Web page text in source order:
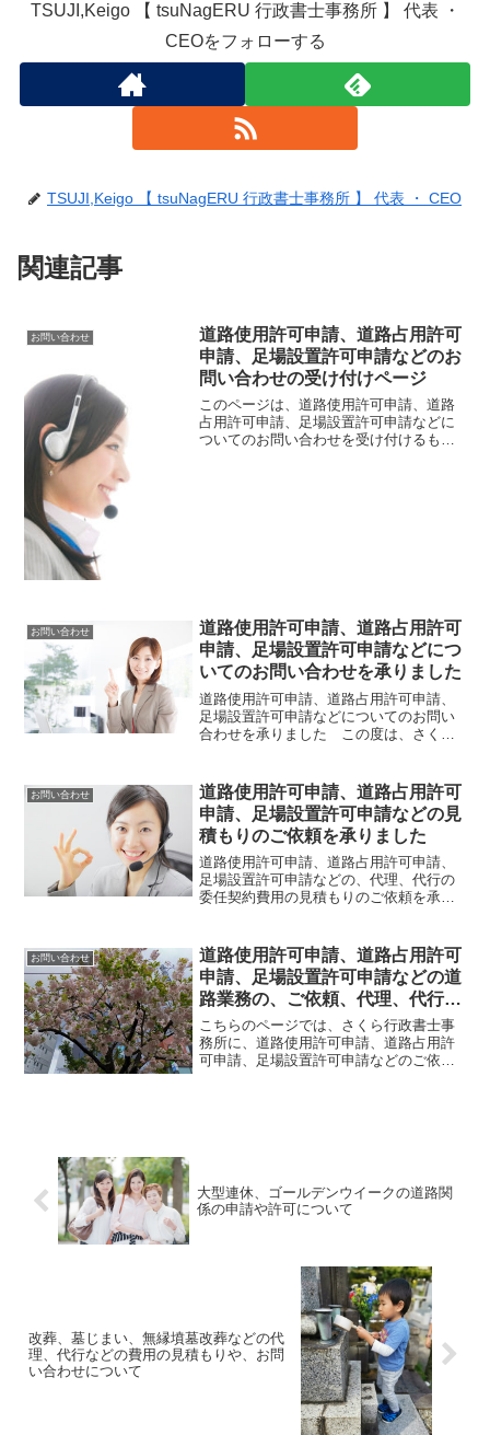
TSUJI,Keigo 【 tsuNagERU 行政書士事務所 】 代表 ・
CEOをフォローする
TSUJI,Keigo 【 tsuNagERU 行政書士事務所 】 代表 ・ CEO
関連記事
お問い合わせ
道路使用許可申請、道路占用許可
申請、足場設置許可申請などのお
問い合わせの受け付けページ
このページは、道路使用許可申請、道路
占用許可申請、足場設置許可申請などに
ついてのお問い合わせを受け付けるもの
お問い合わせ
道路使用許可申請、道路占用許可
申請、足場設置許可申請などにつ
いてのお問い合わせを承りました
道路使用許可申請、道路占用許可申請、
足場設置許可申請などについてのお問い
合わせを承りました この度は、さくら
ついてのお問い合わせを賜りまして、あ
りがとうございます。 お...
お問い合わせ
道路使用許可申請、道路占用許可
申請、足場設置許可申請などの見
積もりのご依頼を承りました
道路使用許可申請、道路占用許可申請、
足場設置許可申請などの、代理、代行の
委任契約費用の見積もりのご依頼を承り
申請、足場設置許可申請などの代理、代
行の委任契約についてのお...
お問い合わせ
道路使用許可申請、道路占用許可
申請、足場設置許可申請などの道
路業務の、ご依頼、代理、代行の
費用の見積もりのご請求、お問い
合わせ
こちらのページでは、さくら行政書士事
務所に、道路使用許可申請、道路占用許
可申請、足場設置許可申請などのご依頼
大型連休、ゴールデンウイークの道路関
係の申請や許可について
改葬、墓じまい、無縁墳墓改葬などの代
理、代行などの費用の見積もりや、お問
い合わせについて